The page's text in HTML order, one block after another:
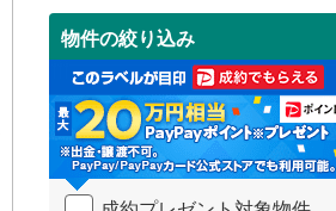
受
け
取
る
・
条
件
を
物件の絞り込み
西多摩郡奥多摩町(0)
新島村(0)
御蔵島村(0)
小笠原村(0)
西武拝島線(6)
京王高尾線(6)
小田急小田原線(16)
東急多摩川線(1)
東急池上線(8)
小学校まで1km以内（1）
ゲストルーム（0）